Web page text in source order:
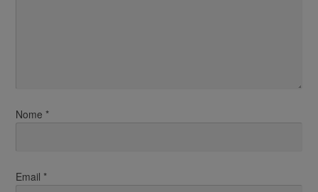
Nome*
Email*